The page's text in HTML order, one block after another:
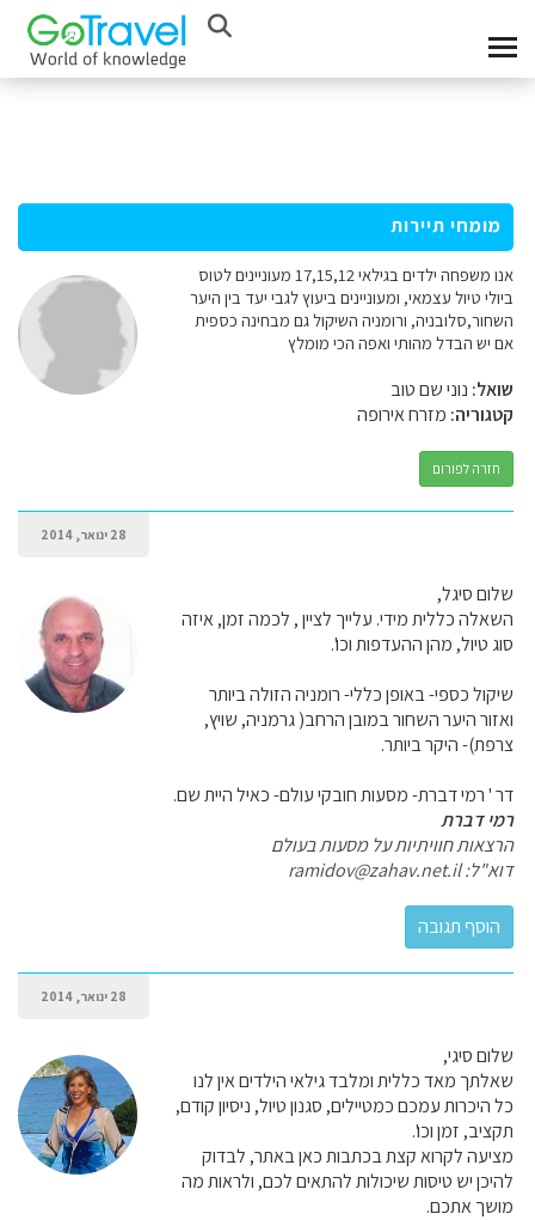
מומחי תיירות
אנו משפחה ילדים בגילאי 17,15,12 מעוניינים לטוס
ביולי טיול עצמאי, ומעוניינים ביעוץ לגבי יעד בין היער
השחור,סלובניה, ורומניה השיקול גם מבחינה כספית
אם יש הבדל מהותי ואפה הכי מומלץ
שואל: נוני שם טוב
קטגוריה: מזרח אירופה
חזרה לפורום
28 ינואר, 2014
שלום סיגל,
השאלה כללית מידי. עלייך לציין , לכמה זמן, איזה
סוג טיול, מהן ההעדפות וכו'.
שיקול כספי- באופן כללי- רומניה הזולה ביותר
ואזור היער השחור במובן הרחב( גרמניה, שויץ,
צרפת)- היקר ביותר.
דר ' רמי דברת- מסעות חובקי עולם- כאיל היית שם.
רמי דברת
הרצאות חוויתיות על מסעות בעולם
דוא"ל: ramidov@zahav.net.il
28 ינואר, 2014
שלום סיגי,
שאלתך מאד כללית ומלבד גילאי הילדים אין לנו
כל היכרות עמכם כמטיילים, סגנון טיול, ניסיון קודם,
תקציב, זמן וכו'.
מציעה לקרוא קצת בכתבות כאן באתר, לבדוק
להיכן יש טיסות שיכולות להתאים לכם, ולראות מה
מושך אתכם.